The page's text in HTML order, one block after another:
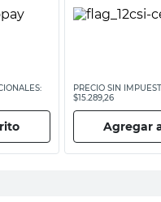
PRECIO SIN
$15.289,26
Agregar